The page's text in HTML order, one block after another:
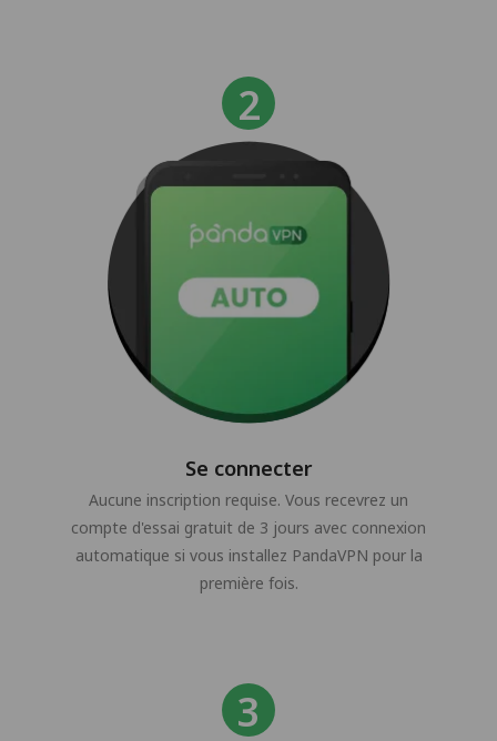
Se connecter
Aucune inscription requise. Vous recevrez un
compte d'essai gratuit de 3 jours avec connexion
automatique si vous installez PandaVPN pour la
première fois.